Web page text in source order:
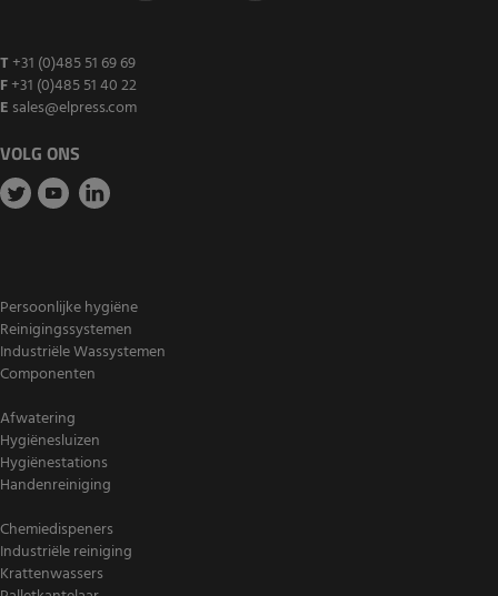
T +31 (0)485 51 69 69
F+31 (0)485 51 40 22
E sales@elpress.com
VOLG ONS
Persoonlijke hygiëne
Reinigingssystemen
Industriële Wassystemen
Componenten
Afwatering
Hygiënesluizen
Hygiënestations
Handenreiniging
Chemiedispeners
Industriële reiniging
Krattenwassers